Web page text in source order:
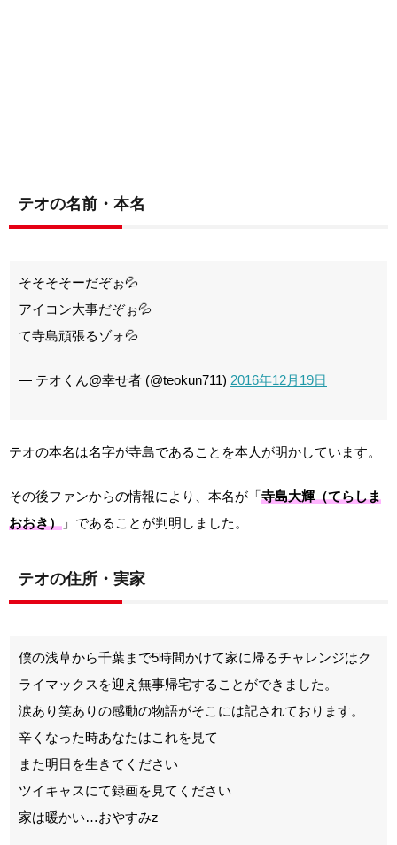
テオの名前・本名
そそそそーだぞぉ💦
アイコン大事だぞぉ💦
て寺島頑張るゾォ💦
— テオくん@幸せ者 (@teokun711) 2016年12月19日
テオの本名は名字が寺島であることを本人が明かしています。
その後ファンからの情報により、本名が「寺島大輝（てらしま
おおき） 」であることが判明しました。
テオの住所・実家
僕の浅草から千葉まで5時間かけて家に帰るチャレンジはク
ライマックスを迎え無事帰宅することができました。
涙あり笑ありの感動の物語がそこには記されております。
辛くなった時あなたはこれを見て
また明日を生きてください
ツイキャスにて録画を見てください
家は暖かい…おやすみz